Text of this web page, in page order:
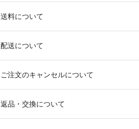
送料について
配送について
ご注文のキャンセルについて
返品・交換について